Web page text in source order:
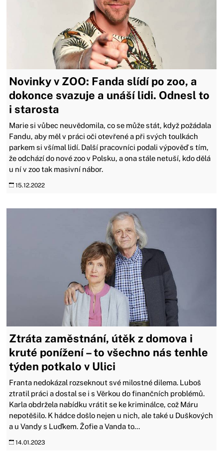
Novinky v ZOO: Fanda slídí po zoo, a
dokonce svazuje a unáší lidi. Odnesl to
i starosta
Marie si vůbec neuvědomila, co se může stát, když požádala
Fandu, aby měl v práci oči otevřené a při svých toulkách
parkem si všímal lidí. Další pracovníci podali výpověď s tím,
že odchází do nové zoo v Polsku, a ona stále netuší, kdo dělá
u ní v zoo tak masivní nábor.
15.12.2022
Ztráta zaměstnání, útěk z domova i
kruté ponížení – to všechno nás tenhle
týden potkalo v Ulici
Franta nedokázal rozseknout své milostné dilema. Luboš
ztratil práci a dostal se i s Věrkou do finančních problémů.
Karla obdržela nabídku vrátit se ke kriminálce, což Máru
nepotěšilo. K hádce došlo nejen u nich, ale také u Duškových
a u Vandy s Luďkem. Žofie a Vanda to...
14.01.2023